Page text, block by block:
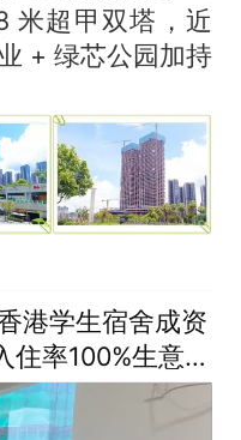
米超甲双塔，近
+ 绿芯公园加持
港学生宿舍成资
住率100%生意爆